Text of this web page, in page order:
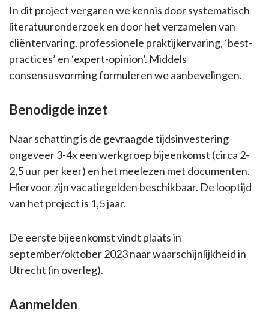
In dit project vergaren we kennis door systematisch
literatuuronderzoek en door het verzamelen van
cliëntervaring, professionele praktijkervaring, ‘best-
practices’ en ‘expert-opinion’. Middels
consensusvorming formuleren we aanbevelingen.
Benodigde inzet
Naar schatting is de gevraagde tijdsinvestering
ongeveer 3-4x een werkgroep bijeenkomst (circa 2-
2,5 uur per keer) en het meelezen met documenten.
Hiervoor zijn vacatiegelden beschikbaar. De looptijd
van het project is 1,5 jaar.
De eerste bijeenkomst vindt plaats in
september/oktober 2023 naar waarschijnlijkheid in
Utrecht (in overleg).
Aanmelden